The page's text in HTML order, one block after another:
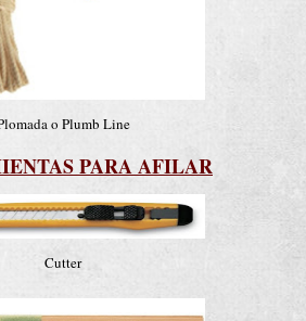
o Plumb Line
PARA AFILAR
Cutter